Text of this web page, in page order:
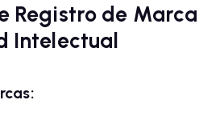
Registro de Marca
Intelectual